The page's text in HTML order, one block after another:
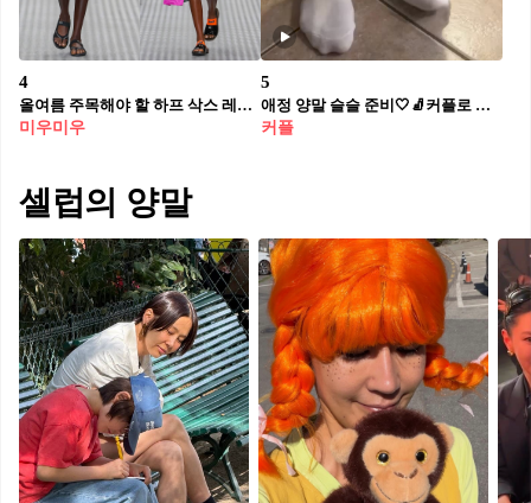
4
올여름 주목해야 할 하프 삭스 레이어드🧦
미우미우
5
애정 양말 슬슬 준비🤍🧦커플로 이렇게해 데헷❤️
커플
셀럽의 양말